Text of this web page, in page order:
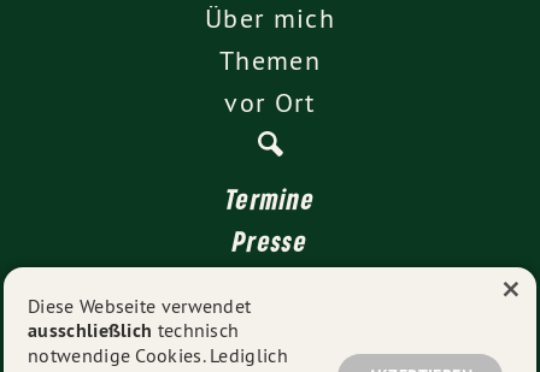
Über mich
Themen
vor Ort
Termine
Presse
Impressum
Diese Webseite verwendet
ausschließlich technisch
notwendige Cookies. Lediglich
×